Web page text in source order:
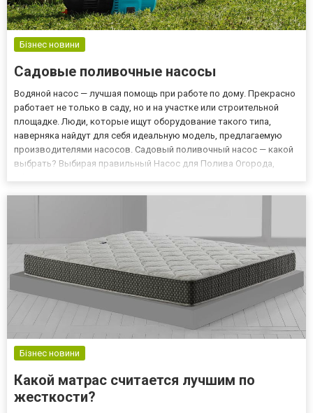
Бізнес новини
Садовые поливочные насосы
Водяной насос — лучшая помощь при работе по дому. Прекрасно
работает не только в саду, но и на участке или строительной
площадке. Люди, которые ищут оборудование такого типа,
наверняка найдут для себя идеальную модель, предлагаемую
производителями насосов. Садовый поливочный насос — какой
выбрать? Выбирая правильный Насос для Полива Огорода,
Бізнес новини
Какой матрас считается лучшим по
жесткости?